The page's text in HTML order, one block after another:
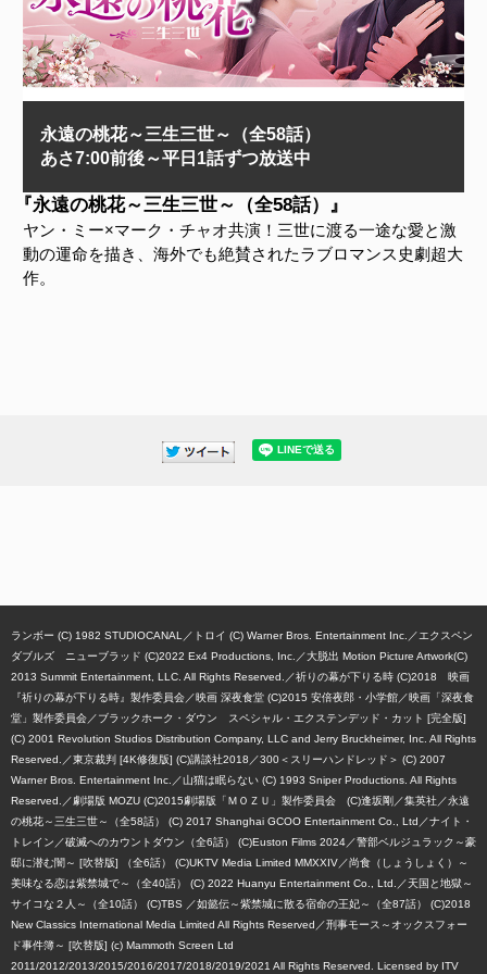
永遠の桃花～三生三世～（全58話）
あさ7:00前後～平日1話ずつ放送中
『永遠の桃花～三生三世～（全58話）』
ヤン・ミー×マーク・チャオ共演！三世に渡る一途な愛と激
動の運命を描き、海外でも絶賛されたラブロマンス史劇超大
作。
ランボー (C) 1982 STUDIOCANAL トロイ (C) Warner Bros. Entertainment Inc.
エクスペン
ダブルズ ニューブラッド (C)2022 Ex4 Productions, Inc.
大脱出 Motion Picture Artwork(C)
2013 Summit Entertainment, LLC. All Rights Reserved.
祈りの幕が下りる時 (C)2018 映画
『祈りの幕が下りる時』製作委員会
映画 深夜食堂 (C)2015 安倍夜郎・小学館／映画「深夜食
堂」製作委員会
ブラックホーク・ダウン スペシャル・エクステンデッド・カット [完全版]
(C) 2001 Revolution Studios Distribution Company, LLC and Jerry Bruckheimer, Inc. All Rights
Reserved.
東京裁判 [4K修復版] (C)講談社2018
300＜スリーハンドレッド＞ (C) 2007
Warner Bros. Entertainment Inc.
山猫は眠らない (C) 1993 Sniper Productions. All Rights
Reserved.
劇場版 MOZU (C)2015劇場版「ＭＯＺＵ」製作委員会 (C)逢坂剛／集英社
永遠
の桃花～三生三世～（全58話） (C) 2017 Shanghai GCOO Entertainment Co., Ltd
ナイト・
トレイン／破滅へのカウントダウン（全6話） (C)Euston Films 2024
警部ベルジュラック～豪
邸に潜む闇～ [吹替版] （全6話） (C)UKTV Media Limited MMXXIV
尚食（しょうしょく）～
美味なる恋は紫禁城で～（全40話） (C) 2022 Huanyu Entertainment Co., Ltd.
天国と地獄～
サイコな２人～（全10話） (C)TBS
如懿伝～紫禁城に散る宿命の王妃～（全87話） (C)2018
New Classics International Media Limited All Rights Reserved
刑事モース～オックスフォー
ド事件簿～ [吹替版] (c) Mammoth Screen Ltd
2011/2012/2013/2015/2016/2017/2018/2019/2021 All Rights Reserved. Licensed by ITV